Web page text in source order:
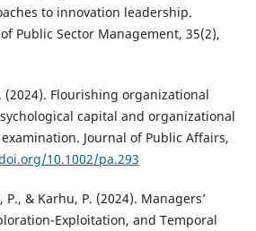
to innovation leadership.
Public Sector Management, 35(2),
(2024). Flourishing organizational
capital and organizational
Journal of Public Affairs,
10.1002/pa.293
& Karhu, P. (2024). Managers’
Exploitation, and Temporal